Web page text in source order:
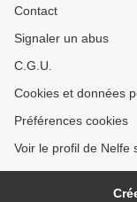
Contact
Signaler un abus
C.G.U.
Cookies et données
Préférences cookies
Voir le profil de Nelfe